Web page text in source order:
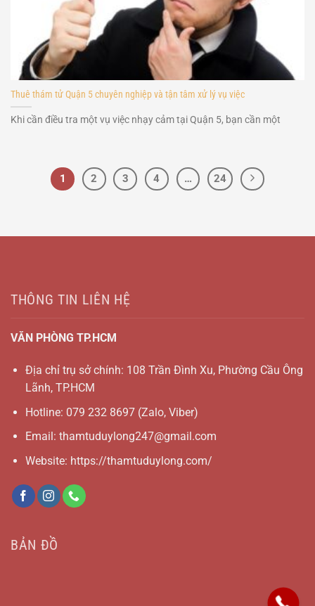
Thuê thám tử Quận 5 chuyên nghiệp và tận tâm xử lý vụ việc
Khi cần điều tra một vụ việc nhạy cảm tại Quận 5, bạn cần một
1 2 3 4 … 24
THÔNG TIN LIÊN HỆ
VĂN PHÒNG TP.HCM
Địa chỉ trụ sở chính: 108 Trần Đình Xu, Phường Cầu Ông
Lãnh, TP.HCM
Hotline: 079 232 8697(Zalo, Viber)
Email: thamtuduylong247@gmail.com
Website: https://thamtuduylong.com/
BẢN ĐỒ